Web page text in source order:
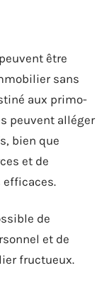
peuvent être
sans
aux primo-
peuvent alléger
bien que
et de
de
et de
fructueux.